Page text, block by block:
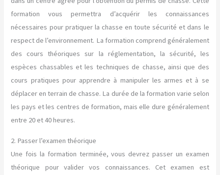
formation vous permettra d’acquérir les connaissances
nécessaires pour pratiquer la chasse en toute sécurité et dans le
respect de l’environnement. La formation comprend généralement
des cours théoriques sur la réglementation, la sécurité, les
espèces chassables et les techniques de chasse, ainsi que des
cours pratiques pour apprendre à manipuler les armes et à se
déplacer en terrain de chasse. La durée de la formation varie selon
les pays et les centres de formation, mais elle dure généralement
entre 20 et 40 heures.
2. Passer l’examen théorique
Une fois la formation terminée, vous devrez passer un examen
théorique pour valider vos connaissances. Cet examen est